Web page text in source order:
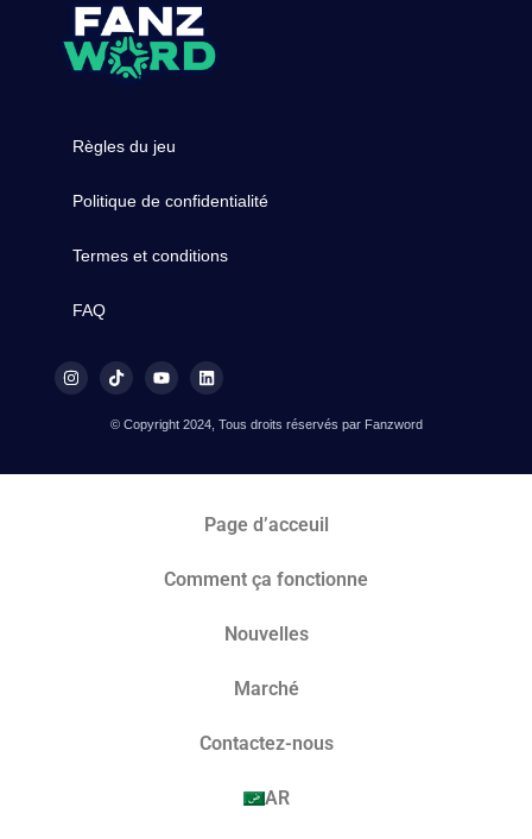
Règles du jeu
Politique de confidentialité
Termes et conditions
FAQ
© Copyright 2024, Tous droits réservés par Fanzword
Page d’acceuil
Comment ça fonctionne
Nouvelles
Marché​
Contactez-nous
AR